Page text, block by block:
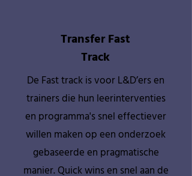
Transfer Fast
Track
De Fast track is voor L&D’ers en
trainers die hun leerinterventies
en programma's snel effectiever
willen maken op een onderzoek
gebaseerde en pragmatische
manier. Quick wins en snel aan de